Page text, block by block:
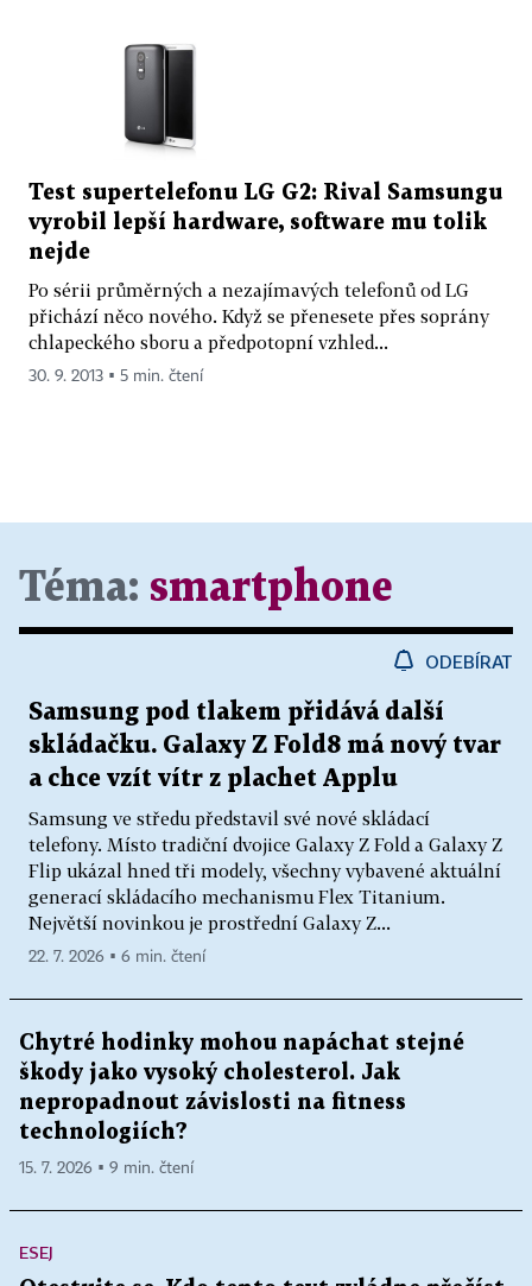
Test supertelefonu LG G2: Rival Samsungu
vyrobil lepší hardware, software mu tolik
nejde
Po sérii průměrných a nezajímavých telefonů od LG
přichází něco nového. Když se přenesete přes soprány
chlapeckého sboru a předpotopní vzhled...
30. 9. 2013 ▪ 5 min. čtení
Téma: smartphone
ODEBÍRAT
Samsung pod tlakem přidává další
skládačku. Galaxy Z Fold8 má nový tvar
a chce vzít vítr z plachet Applu
Samsung ve středu představil své nové skládací
telefony. Místo tradiční dvojice Galaxy Z Fold a Galaxy Z
Flip ukázal hned tři modely, všechny vybavené aktuální
generací skládacího mechanismu Flex Titanium.
Největší novinkou je prostřední Galaxy Z...
22. 7. 2026 ▪ 6 min. čtení
Chytré hodinky mohou napáchat stejné
škody jako vysoký cholesterol. Jak
nepropadnout závislosti na fitness
technologiích?
15. 7. 2026 ▪ 9 min. čtení
ESEJ